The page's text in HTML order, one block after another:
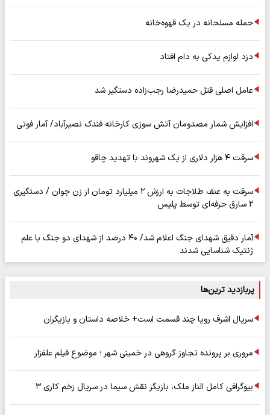
حمله مسلحانه در یک قهوه‌خانه
دزد لوازم یدکی به دام افتاد
عامل اصلی قتل حمیدرضا رجب‌زاده دستگیر شد
افزایش شمار مصدومان آتش سوزی کارخانه فندک نصیرآباد/ آمار فوتی
سرقت ۴ هزار دلاری از یک شهروند با تهدید چاقو
سرقت به عنف طلاجات به ارزش ۲ میلیارد تومان از زن جوان / دستگیری
۲ سارق حرفه‌ای توسط پلیس
آمار دقیق شهدای جنگ اعلام شد/ ۴۰ درصد از شهدای دو جنگ با علم
ژنتیک شناسایی شدند
پربازدید ترین‌ها
سریال اشرف رویا چند قسمت است+ خلاصه داستان و بازیگران
مروری بر پرونده تجاوز گروهی در خمینی شهر ؛ موضوع فیلم علفزار
بیوگرافی کامل الناز ملک، بازیگر نقش سیما در سریال زخم کاری ۳